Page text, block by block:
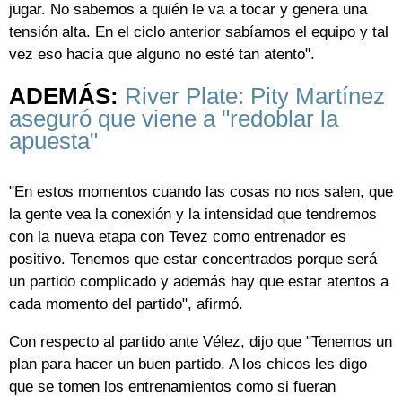
jugar. No sabemos a quién le va a tocar y genera una
tensión alta. En el ciclo anterior sabíamos el equipo y tal
vez eso hacía que alguno no esté tan atento".
ADEMÁS: River Plate: Pity Martínez
aseguró que viene a "redoblar la
apuesta"
"En estos momentos cuando las cosas no nos salen, que
la gente vea la conexión y la intensidad que tendremos
con la nueva etapa con Tevez como entrenador es
positivo. Tenemos que estar concentrados porque será
un partido complicado y además hay que estar atentos a
cada momento del partido", afirmó.
Con respecto al partido ante Vélez, dijo que "Tenemos un
plan para hacer un buen partido. A los chicos les digo
que se tomen los entrenamientos como si fueran